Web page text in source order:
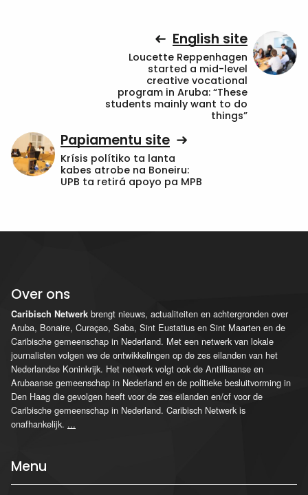
English site
Loucette Reppenhagen
started a mid-level
creative vocational
program in Aruba: “These
students mainly want to do
things”
Papiamentu site
Krísis polítiko ta lanta
kabes atrobe na Boneiru:
UPB ta retirá apoyo pa MPB
Over ons
Caribisch Netwerk brengt nieuws, actualiteiten en achtergronden over
Aruba, Bonaire, Curaçao, Saba, Sint Eustatius en Sint Maarten en de
Caribische gemeenschap in Nederland. Met een netwerk van lokale
journalisten volgen we de ontwikkelingen op de zes eilanden van het
Nederlandse Koninkrijk. Het netwerk volgt ook de Antilliaanse en
Arubaanse gemeenschap in Nederland en de politieke besluitvorming in
Den Haag die gevolgen heeft voor de zes eilanden en/of voor de
Caribische gemeenschap in Nederland. Caribisch Netwerk is
onafhankelijk. ...
Menu